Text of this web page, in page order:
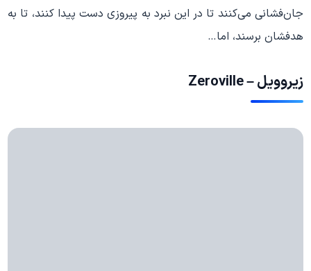
جان‌فشانی می‌کنند تا در این نبرد به پیروزی دست پیدا کنند، تا به
هدفشان برسند، اما…
زیروویل – Zeroville